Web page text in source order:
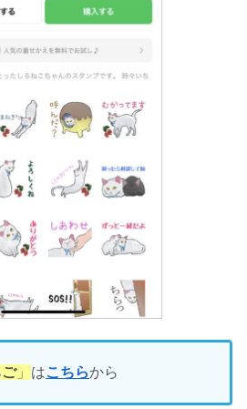
」 はこちらから